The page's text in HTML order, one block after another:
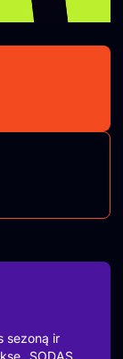
sezoną ir
„SODAS